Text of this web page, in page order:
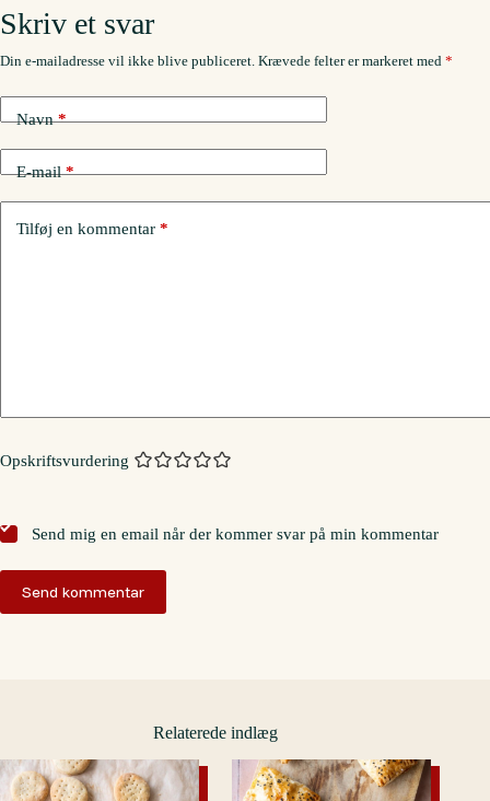
Skriv et svar
Din e-mailadresse vil ikke blive publiceret. Krævede felter er markeret med *
Navn*
E-mail*
Tilføj en kommentar *
Opskriftsvurdering
Send mig en email når der kommer svar på min kommentar
Send kommentar
Relaterede indlæg